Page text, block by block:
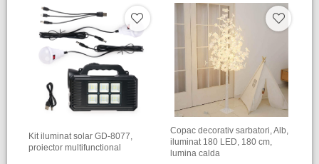
Kit iluminat solar GD-8077,
proiector multifunctional
Copac decorativ sarbatori, Alb,
iluminat 180 LED, 180 cm,
lumina calda